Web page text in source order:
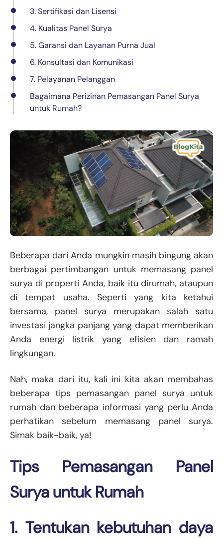
3. Sertifikasi dan Lisensi
4. Kualitas Panel Surya
5. Garansi dan Layanan Purna Jual
6. Konsultasi dan Komunikasi
7. Pelayanan Pelanggan
Bagaimana Perizinan Pemasangan Panel Surya
untuk Rumah?
Beberapa dari Anda mungkin masih bingung akan
berbagai pertimbangan untuk memasang panel
surya di properti Anda, baik itu dirumah, ataupun
di tempat usaha. Seperti yang kita ketahui
bersama, panel surya merupakan salah satu
investasi jangka panjang yang dapat memberikan
Anda energi listrik yang efisien dan ramah
lingkungan.
Nah, maka dari itu, kali ini kita akan membahas
beberapa tips pemasangan panel surya untuk
rumah dan beberapa informasi yang perlu Anda
perhatikan sebelum memasang panel surya.
Simak baik-baik, ya!
Tips Pemasangan Panel
Surya untuk Rumah
1. Tentukan kebutuhan daya